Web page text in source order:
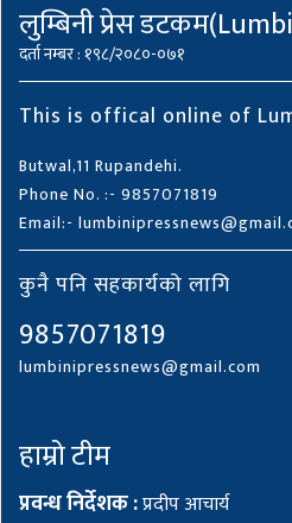
लुम्बिनी प्रेस
दर्ता नम्बर : १९८/२०८०-०७१
This is offical online of
Butwal,11 Rupandehi.
Phone No. :- 9857071819
Email:-
कुनै पनि सहकार्यको लागि
9857071819
lumbinipressnews@gmail.com
हाम्रो टीम
प्रवन्ध निर्देशक :प्रदीप आचार्य